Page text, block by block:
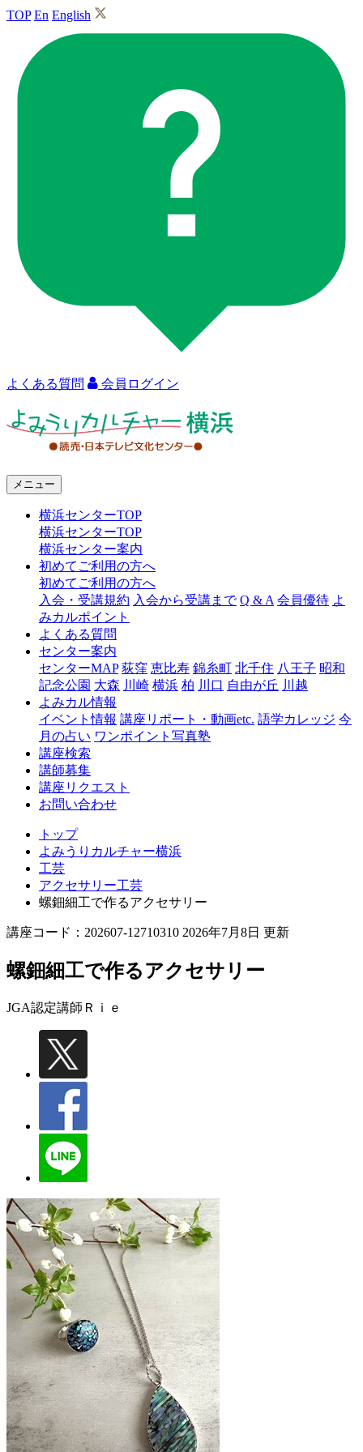
TOP En English
よくある質問 会員ログイン
ャ
浜
メニュー
横浜センターTOP
横浜センターTOP
横浜センター案内
初めてご利用の方へ
初めてご利用の方へ
入会・受講規約 入会から受講まで Q & A 会員優待 よ
みカルポイント
よくある質問
センター案内
センターMAP 荻窪 恵比寿 錦糸町 北千住 八王子 昭和
記念公園 大森 川崎 横浜 柏 川口 自由が丘 川越
よみカル情報
イベント情報 講座リポート・動画etc. 語学カレッジ 今
月の占い ワンポイント写真塾
講座検索
講師募集
講座リクエスト
お問い合わせ
トップ
よみうりカルチャー横浜
工芸
アクセサリー工芸
螺鈿細工で作るアクセサリー
講座コード：202607-12710310 2026年7月8日 更新
螺鈿細工で作るアクセサリー
JGA認定講師 Ｒｉｅ